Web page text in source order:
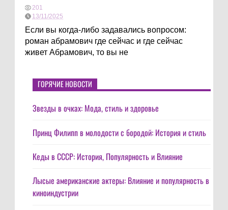
201
13/11/2025
Если вы когда-либо задавались вопросом:
роман абрамович где сейчас и где сейчас
живет Абрамович, то вы не
ГОРЯЧИЕ НОВОСТИ
Звезды в очках: Мода, стиль и здоровье
Принц Филипп в молодости с бородой: История и стиль
Кеды в СССР: История, Популярность и Влияние
Лысые американские актеры: Влияние и популярность в
киноиндустрии